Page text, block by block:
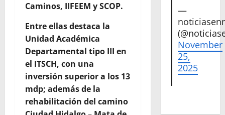
Caminos, IIFEEM y SCOP.
Entre ellas destaca la
Unidad Académica
Departamental tipo III en
el ITSCH, con una
inversión superior a los 13
mdp; además de la
rehabilitación del camino
—
November
25,
2025